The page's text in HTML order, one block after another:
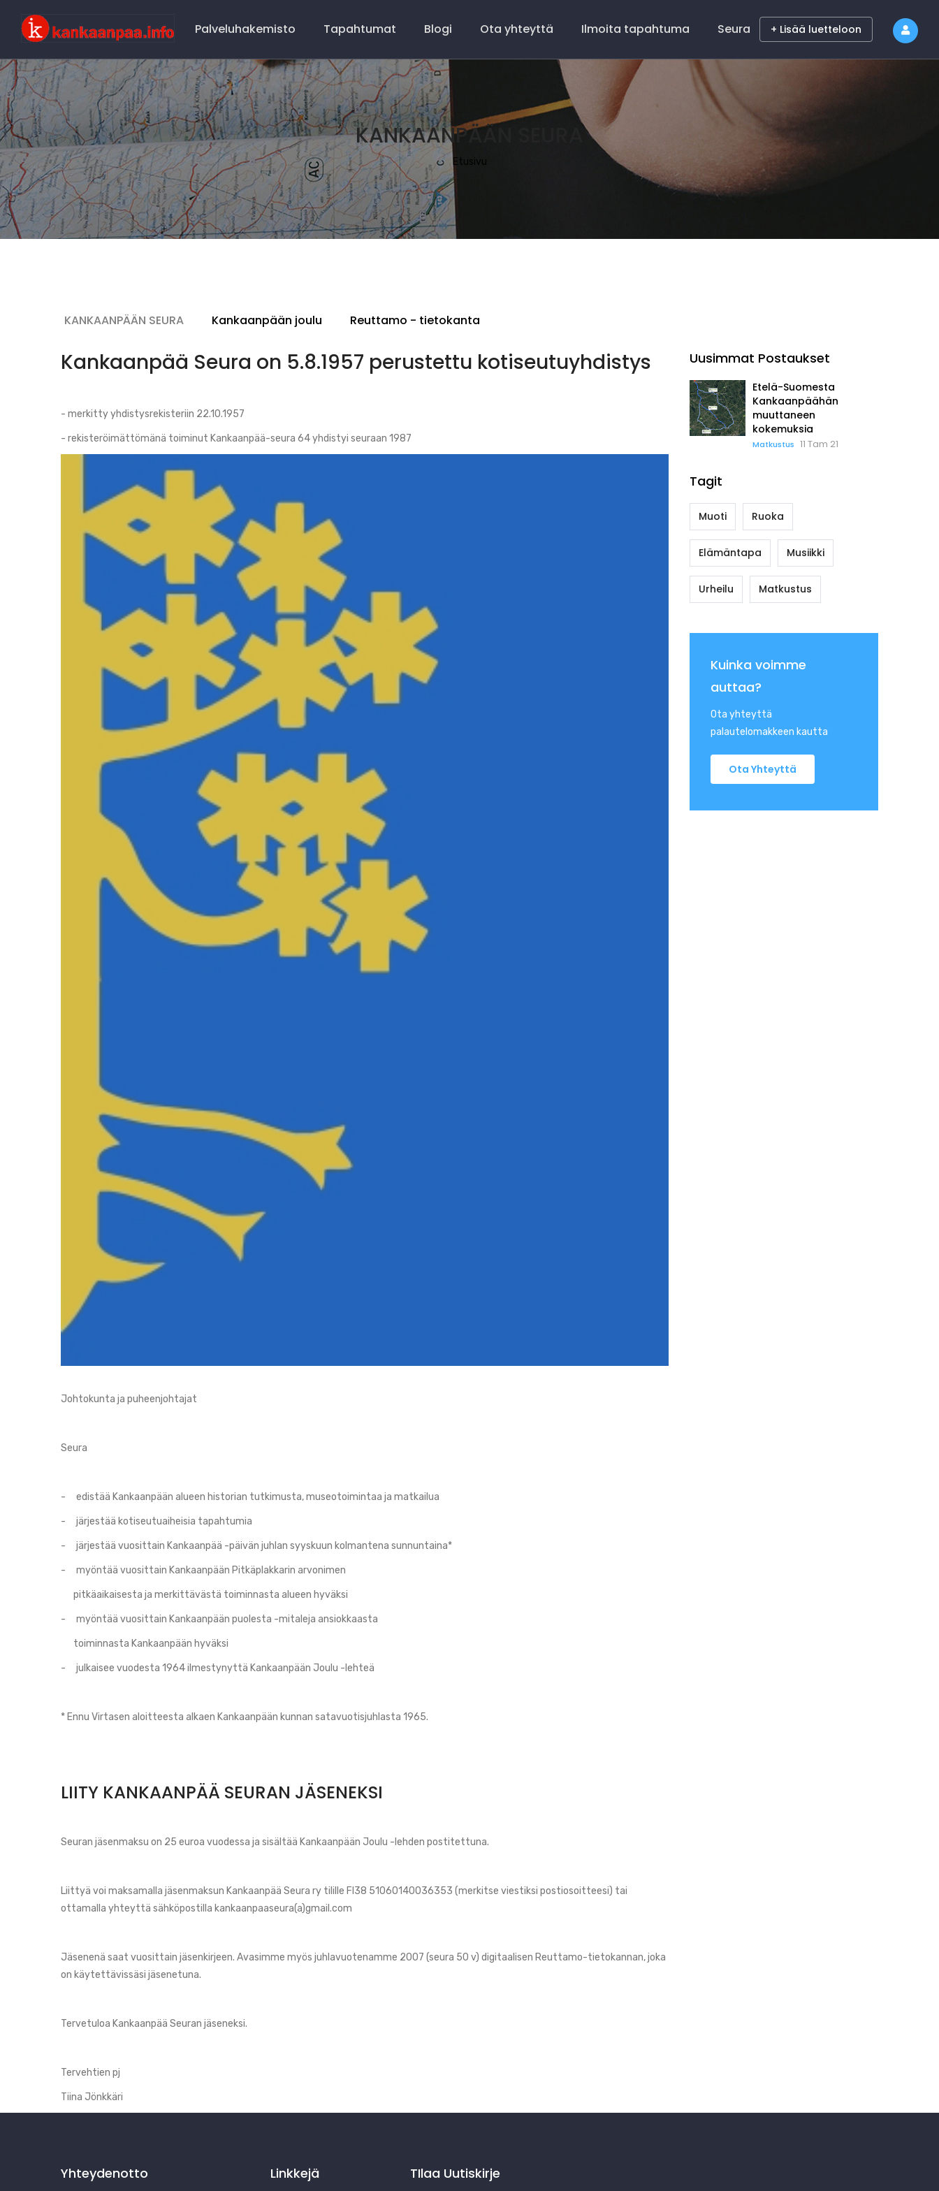
Navigation
Palveluhakemisto Tapahtumat Blogi Ota yhteyttä Ilmoita tapahtuma Seura + Lisää luetteloon
KANKAANPÄÄN SEURA
Murupolku
Etusivu
Seura
KANKAANPÄÄN SEURA Kankaanpään joulu Reuttamo - tietokanta
Kankaanpää Seura on 5.8.1957 perustettu kotiseutuyhdistys
- merkitty yhdistysrekisteriin 22.10.1957
- rekisteröimättömänä toiminut Kankaanpää-seura 64 yhdistyi seuraan 1987
Johtokunta ja puheenjohtajat
Seura
- edistää Kankaanpään alueen historian tutkimusta, museotoimintaa ja matkailua
- järjestää kotiseutuaiheisia tapahtumia
- järjestää vuosittain Kankaanpää -päivän juhlan syyskuun kolmantena sunnuntaina*
- myöntää vuosittain Kankaanpään Pitkäplakkarin arvonimen
pitkäaikaisesta ja merkittävästä toiminnasta alueen hyväksi
- myöntää vuosittain Kankaanpään puolesta -mitaleja ansiokkaasta
toiminnasta Kankaanpään hyväksi
- julkaisee vuodesta 1964 ilmestynyttä Kankaanpään Joulu -lehteä
* Ennu Virtasen aloitteesta alkaen Kankaanpään kunnan satavuotisjuhlasta 1965.
LIITY KANKAANPÄÄ SEURAN JÄSENEKSI
Seuran jäsenmaksu on 25 euroa vuodessa ja sisältää Kankaanpään Joulu -lehden postitettuna.
Liittyä voi maksamalla jäsenmaksun Kankaanpää Seura ry tilille FI38 51060140036353 (merkitse viestiksi postiosoitteesi) tai
ottamalla yhteyttä sähköpostilla kankaanpaaseura(a)gmail.com
Jäsenenä saat vuosittain jäsenkirjeen. Avasimme myös juhlavuotenamme 2007 (seura 50 v) digitaalisen Reuttamo-tietokannan, joka
on käytettävissäsi jäsenetuna.
Tervetuloa Kankaanpää Seuran jäseneksi.
Tervehtien pj
Tiina Jönkkäri
Uusimmat Postaukset
Etelä-Suomesta
Kankaanpäähän
muuttaneen
kokemuksia
Matkustus 11 Tam 21
Tagit
Muoti Ruoka
Elämäntapa Musiikki
Urheilu Matkustus
Kuinka voimme
auttaa?
Ota yhteyttä
palautelomakkeen kautta
Ota Yhteyttä
Yhteydenotto Linkkejä TIlaa Uutiskirje